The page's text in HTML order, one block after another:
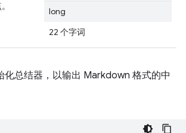
long
22 个字词
化总结器，以输出 Markdown 格式的中